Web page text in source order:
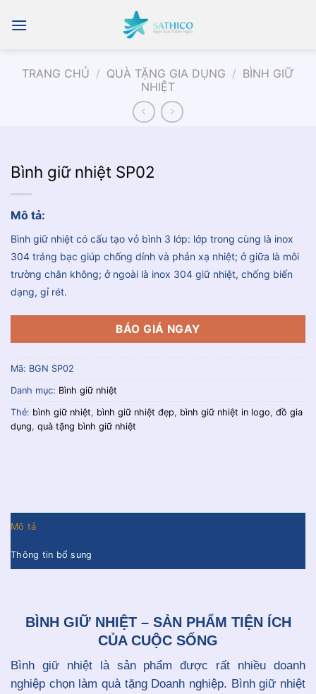
đến
TRANG CHỦ / QUÀ TẶNG GIA DỤNG / BÌNH GIỮ
NHIỆT
Bình giữ nhiệt SP02
Mô tả:
Bình giữ nhiệt có cấu tạo vỏ bình 3 lớp: lớp trong cùng là inox
304 tráng bạc giúp chống dính và phản xạ nhiệt; ở giữa là môi
trường chân không; ở ngoài là inox 304 giữ nhiệt, chống biến
dạng, gỉ rét.
BÁO GIÁ NGAY
Mã: BGN SP02
Danh mục: Bình giữ nhiệt
Thẻ: bình giữ nhiệt, bình giữ nhiệt đẹp, bình giữ nhiệt in logo, đồ gia
dụng, quà tặng bình giữ nhiệt
Mô tả
Thông tin bổ sung
BÌNH GIỮ NHIỆT – SẢN PHẨM TIỆN ÍCH
CỦA CUỘC SỐNG
Bình giữ nhiệt là sản phẩm được rất nhiều doanh
nghiệp chọn làm quà tặng Doanh nghiệp. Bình giữ nhiệt